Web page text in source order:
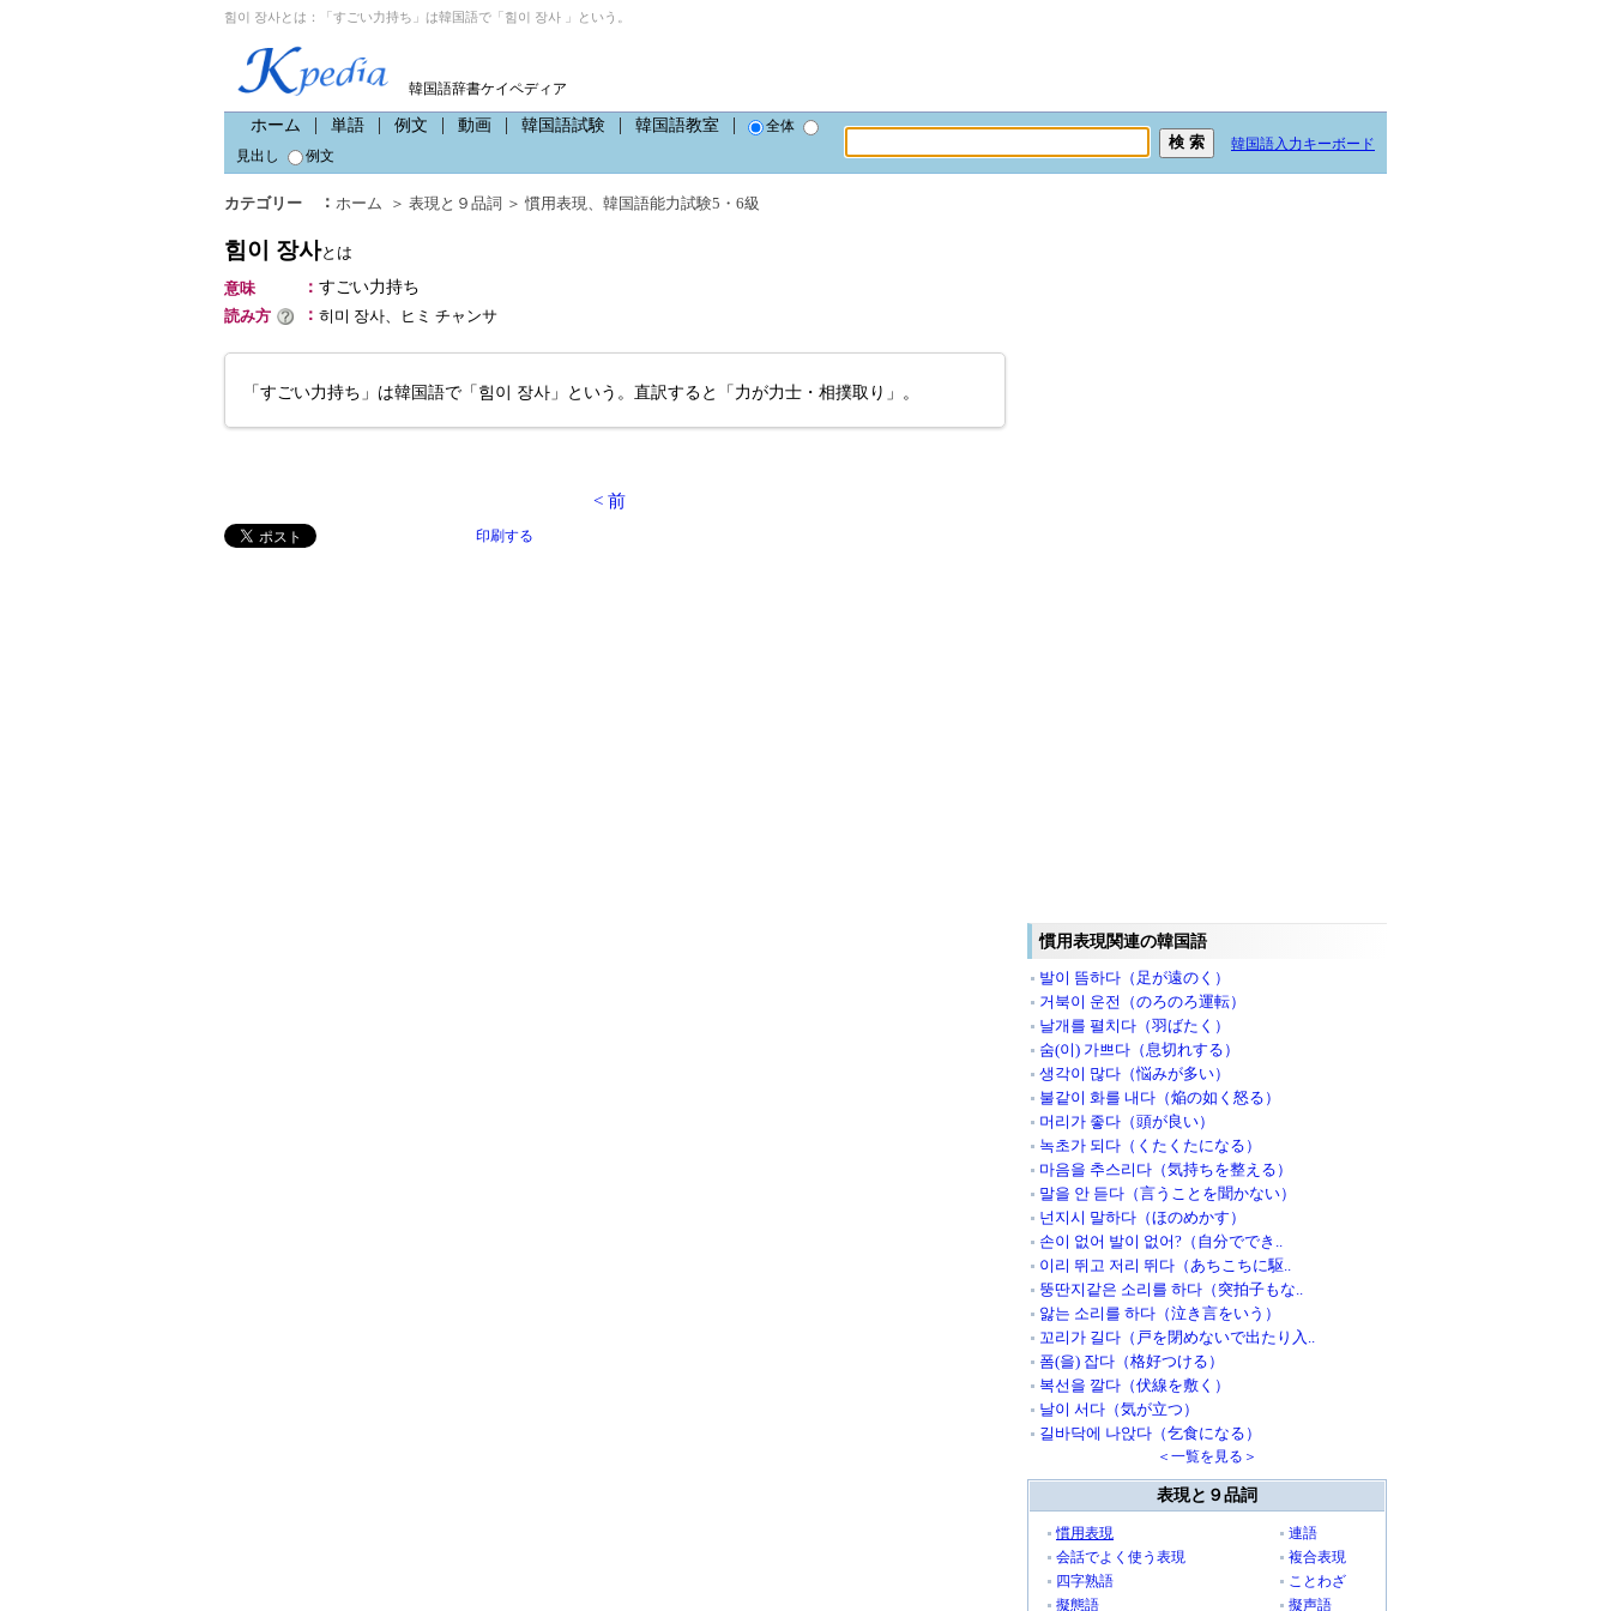
힘이 장사とは：「すごい力持ち」は韓国語で「힘이 장사 」という。
韓国語辞書ケイペディア
ホーム 単語 例文 動画 韓国語試験 韓国語教室
全体
見出し
例文
韓国語入力キーボード
カテゴリー ： ホーム ＞ 表現と９品詞 ＞ 慣用表現、 韓国語能力試験5・6級
힘이 장사とは
意味
： すごい力持ち
読み方
： 히미 장사、ヒミ チャンサ
「すごい力持ち」は韓国語で「힘이 장사」という。直訳すると「力が力士・相撲取り」。
< 前
印刷する
慣用表現関連の韓国語
발이 뜸하다（足が遠のく）
거북이 운전（のろのろ運転）
날개를 펼치다（羽ばたく）
숨(이) 가쁘다（息切れする）
생각이 많다（悩みが多い）
불같이 화를 내다（焔の如く怒る）
머리가 좋다（頭が良い）
녹초가 되다（くたくたになる）
마음을 추스리다（気持ちを整える）
말을 안 듣다（言うことを聞かない）
넌지시 말하다（ほのめかす）
손이 없어 발이 없어?（自分ででき..
이리 뛰고 저리 뛰다（あちこちに駆..
뚱딴지같은 소리를 하다（突拍子もな..
앓는 소리를 하다（泣き言をいう）
꼬리가 길다（戸を閉めないで出たり入..
폼(을) 잡다（格好つける）
복선을 깔다（伏線を敷く）
날이 서다（気が立つ）
길바닥에 나앉다（乞食になる）
＜一覧を見る＞
表現と９品詞
慣用表現
連語
会話でよく使う表現
複合表現
四字熟語
ことわざ
擬態語
擬声語